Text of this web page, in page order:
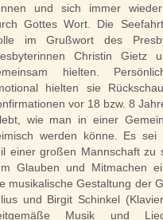
und sich immer
Gottes Wort. Die
im Grußwort des
Christin Gietz
hielten.
hielten sie
vor 18 bzw. 8
wie man in einer
werden könne. Es sei
einer großen Mannschaft zu
Glauben und Mitmachen
musikalische Gestaltung der
und Birgit Schinkel
Musik und